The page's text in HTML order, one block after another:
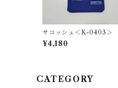
サコッシュ＜K-0403＞
¥4,180
CATEGORY